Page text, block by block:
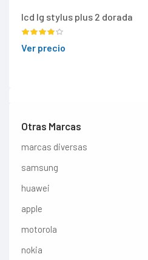
lcd lg stylus plus 2 dorada
Ver precio
Otras Marcas
marcas diversas
samsung
huawei
apple
motorola
nokia